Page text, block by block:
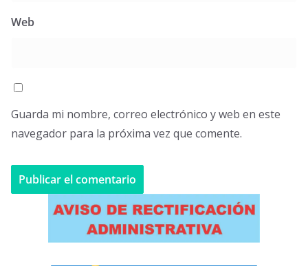
Web
Guarda mi nombre, correo electrónico y web en este
navegador para la próxima vez que comente.